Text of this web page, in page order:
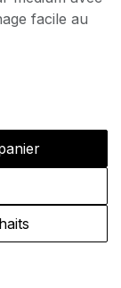
facile au